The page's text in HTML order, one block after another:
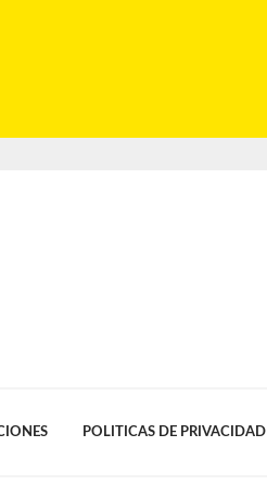
POLITICAS DE PRIVACIDAD